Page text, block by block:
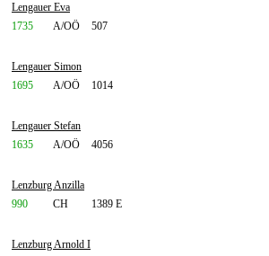
Lengauer Eva
1735
A/OÖ 507
Lengauer Simon
1695
A/OÖ 1014
Lengauer Stefan
1635
A/OÖ 4056
Lenzburg Anzilla
990
CH 1389 E
Lenzburg Arnold I